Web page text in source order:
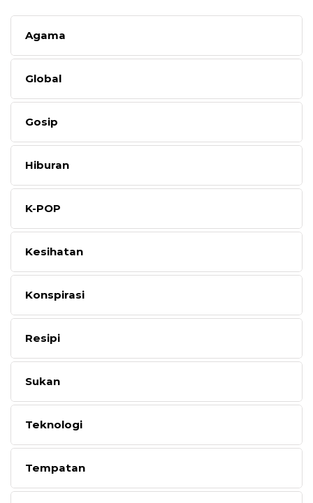
Agama
Global
Gosip
Hiburan
K-POP
Kesihatan
Konspirasi
Resipi
Sukan
Teknologi
Tempatan